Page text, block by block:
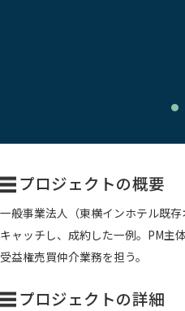
プロジェクトの概要
一般事業法人（東横インホテル既
キャッチし、成約した一例。PM主
受益権売買仲介業務を担う。
プロジェクトの詳細